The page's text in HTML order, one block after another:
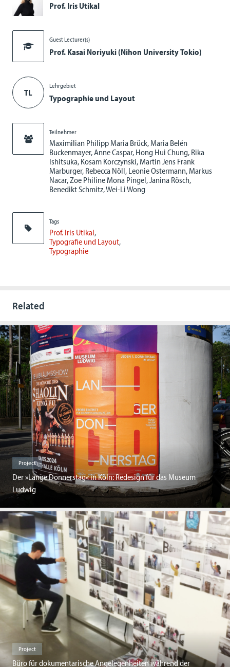
Prof. Iris Utikal
Guest Lecturer(s)
Prof. Kasai Noriyuki (Nihon University Tokio)
TL
Lehrgebiet
Typographie und Layout
Teilnehmer
Maximilian Philipp Maria Brück, Maria Belén
Buckenmayer, Anne Caspar, Hong Hui Chung, Rika
Ishitsuka, Kosam Korczynski, Martin Jens Frank
Marburger, Rebecca Nöll, Leonie Ostermann, Markus
Nacar, Zoe Philine Mona Pingel, Janina Rösch,
Benedikt Schmitz, Wei-Li Wong
Tags
Prof. Iris Utikal
Typografie und Layout
Typographie
Related
Project
Der »Lange Donnerstag« in Köln: Redesign für das Museum
Ludwig
Project
Büro für dokumentarische Angelegenheiten während der